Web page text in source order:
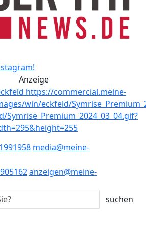
Anzeige
media@meine-
anzeigen@meine-